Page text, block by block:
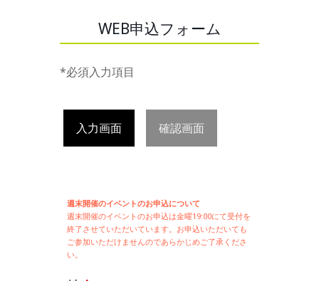
WEB申込フォーム
*必須入力項目
入力画面 確認画面
週末開催のイベントのお申込について
週末開催のイベントのお申込は金曜19:00にて受付を
終了させていただいています。お申込いただいても
ご参加いただけませんのであらかじめご了承くださ
い。